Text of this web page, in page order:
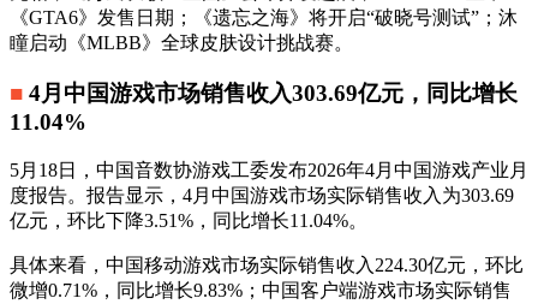
《GTA6》发售日期；《遗忘之海》将开启“破晓号测试”；沐
瞳启动《MLBB》全球皮肤设计挑战赛。
■ 4月中国游戏市场销售收入303.69亿元，同比增长
11.04%
5月18日，中国音数协游戏工委发布2026年4月中国游戏产业月
度报告。报告显示，4月中国游戏市场实际销售收入为303.69
亿元，环比下降3.51%，同比增长11.04%。
具体来看，中国移动游戏市场实际销售收入224.30亿元，环比
微增0.71%，同比增长9.83%；中国客户端游戏市场实际销售